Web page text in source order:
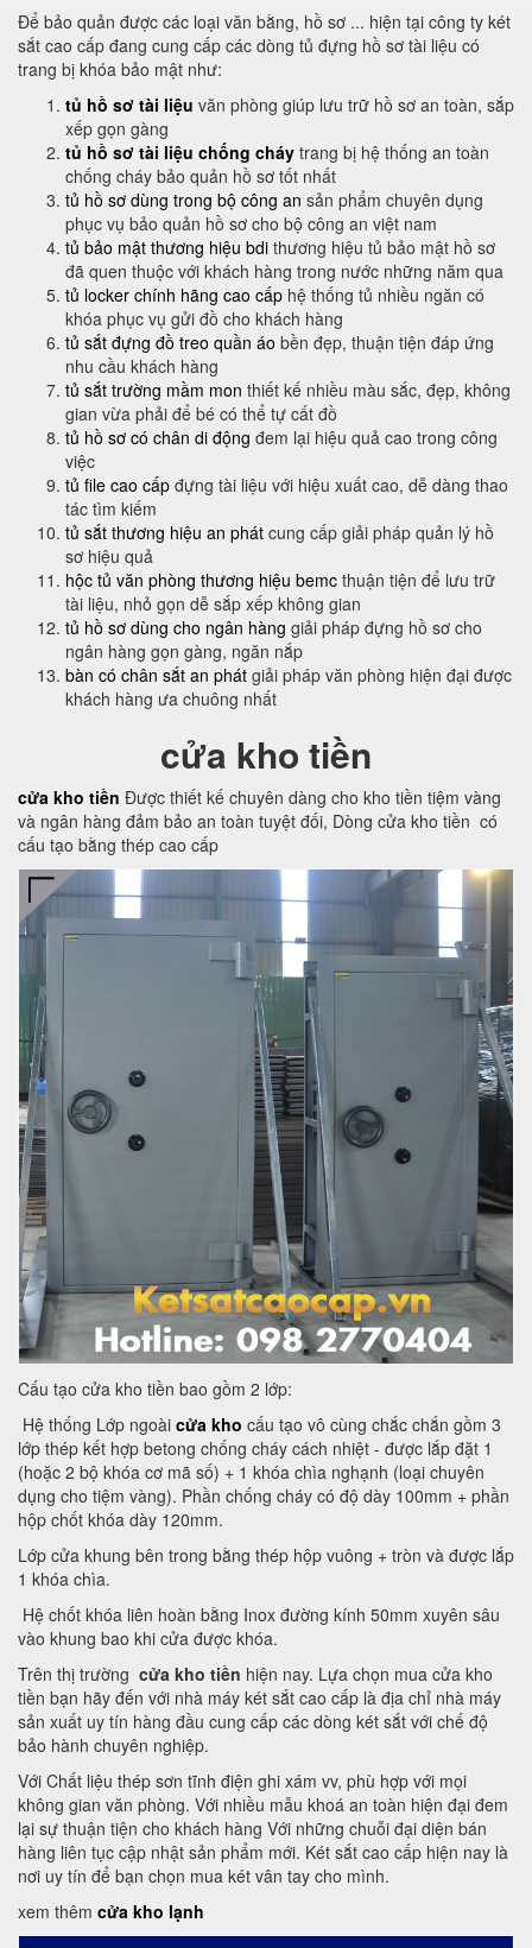
Để bảo quản được các loại văn bằng, hồ sơ ... hiện tại công ty két
sắt cao cấp đang cung cấp các dòng tủ đựng hồ sơ tài liệu có
trang bị khóa bảo mật như:
tủ hồ sơ tài liệu văn phòng giúp lưu trữ hồ sơ an toàn, sắp
xếp gọn gàng
tủ hồ sơ tài liệu chống cháy trang bị hệ thống an toàn
chống cháy bảo quản hồ sơ tốt nhất
tủ hồ sơ dùng trong bộ công an sản phẩm chuyên dụng
phục vụ bảo quản hồ sơ cho bộ công an việt nam
tủ bảo mật thương hiệu bdi thương hiệu tủ bảo mật hồ sơ
đã quen thuộc với khách hàng trong nước những năm qua
tủ locker chính hãng cao cấp hệ thống tủ nhiều ngăn có
khóa phục vụ gửi đồ cho khách hàng
tủ sắt đựng đồ treo quần áo bền đẹp, thuận tiện đáp ứng
nhu cầu khách hàng
tủ sắt trường mầm mon thiết kế nhiều màu sắc, đẹp, không
gian vừa phải để bé có thể tự cất đồ
tủ hồ sơ có chân di động đem lại hiệu quả cao trong công
việc
tủ file cao cấp đựng tài liệu với hiệu xuất cao, dễ dàng thao
tác tìm kiếm
tủ sắt thương hiệu an phát cung cấp giải pháp quản lý hồ
sơ hiệu quả
hộc tủ văn phòng thương hiệu bemc thuận tiện để lưu trữ
tài liệu, nhỏ gọn dễ sắp xếp không gian
tủ hồ sơ dùng cho ngân hàng giải pháp đựng hồ sơ cho
ngân hàng gọn gàng, ngăn nắp
bàn có chân sắt an phát giải pháp văn phòng hiện đại được
khách hàng ưa chuông nhất
cửa kho tiền
cửa kho tiền Được thiết kế chuyên dàng cho kho tiền tiệm vàng
và ngân hàng đảm bảo an toàn tuyệt đối, Dòng cửa kho tiền có
cấu tạo bằng thép cao cấp
Cấu tạo cửa kho tiền bao gồm 2 lớp:
Hệ thống Lớp ngoài cửa kho cấu tạo vô cùng chắc chắn gồm 3
lớp thép kết hợp betong chống cháy cách nhiệt - được lắp đặt 1
(hoặc 2 bộ khóa cơ mã số) + 1 khóa chìa nghạnh (loại chuyên
dụng cho tiệm vàng). Phần chống cháy có độ dày 100mm + phần
hộp chốt khóa dày 120mm.
Lớp cửa khung bên trong bằng thép hộp vuông + tròn và được lắp
1 khóa chìa.
Hệ chốt khóa liên hoàn bằng Inox đường kính 50mm xuyên sâu
vào khung bao khi cửa được khóa.
Trên thị trường cửa kho tiền hiện nay. Lựa chọn mua cửa kho
tiền bạn hãy đến với nhà máy két sắt cao cấp là địa chỉ nhà máy
sản xuất uy tín hàng đầu cung cấp các dòng két sắt với chế độ
bảo hành chuyên nghiệp.
Với Chất liệu thép sơn tĩnh điện ghi xám vv, phù hợp với mọi
không gian văn phòng. Với nhiều mẫu khoá an toàn hiện đại đem
lại sự thuận tiện cho khách hàng Với những chuỗi đại diện bán
hàng liên tục cập nhật sản phẩm mới. Két sắt cao cấp hiện nay là
nơi uy tín để bạn chọn mua két vân tay cho mình.
xem thêm cửa kho lạnh